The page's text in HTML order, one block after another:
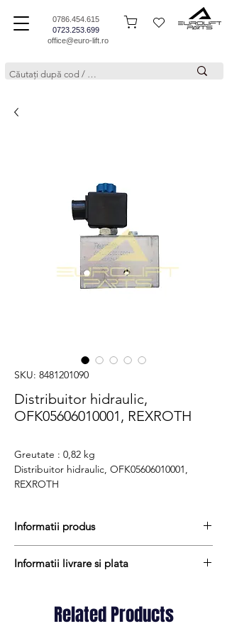
0786.454.615
0723.253.699
office@euro-lift.ro
SKU: 8481201090
Distribuitor hidraulic,
OFK05606010001, REXROTH
Greutate : 0,82 kg
Distribuitor hidraulic, OFK05606010001,
REXROTH
Informatii produs
livrare
Cod produs : OFK05606010001
Informatii livrare si plata
expediate in termen de 1 - 2 zile lucratoare
iar termenul de livrare pentru produsele
Related Products